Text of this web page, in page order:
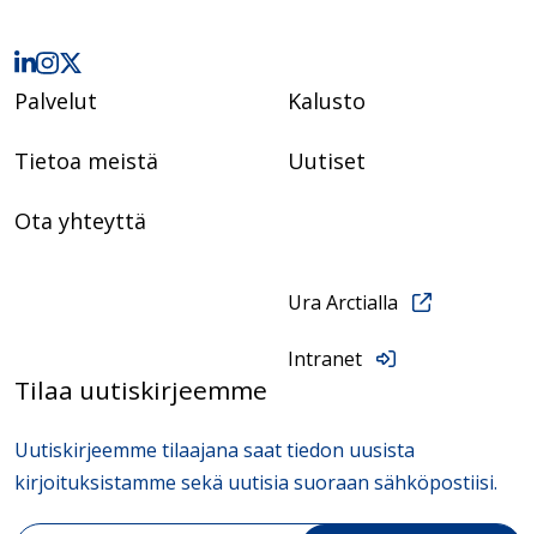
Palvelut Kalusto
Tietoa meistä Uutiset
Ota yhteyttä
Ura Arctialla
Intranet
Tilaa uutiskirjeemme
Uutiskirjeemme tilaajana saat tiedon uusista
kirjoituksistamme sekä uutisia suoraan sähköpostiisi.